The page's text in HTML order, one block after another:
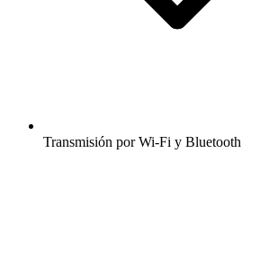
Transmisión por Wi-Fi y Bluetooth